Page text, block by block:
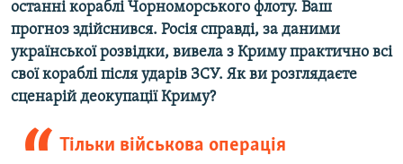
останні кораблі Чорноморського флоту. Ваш
прогноз здійснився. Росія справді, за даними
української розвідки, вивела з Криму практично всі
свої кораблі після ударів ЗСУ. Як ви розглядаєте
сценарій деокупації Криму?
Тільки військова операція